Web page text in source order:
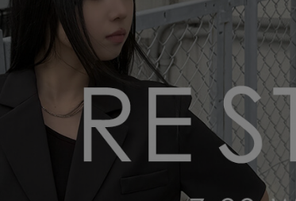
在庫なし商品
表示する 表示しない